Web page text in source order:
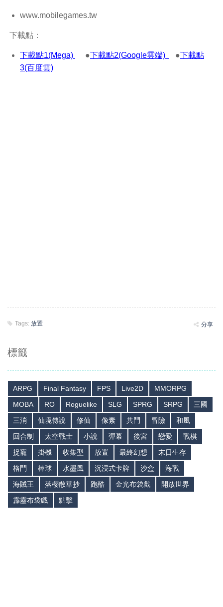
www.mobilegames.tw
下載點：
下載點1(Mega) ●下載點2(Google雲端) ●下載點
3(百度雲)
Tags: 放置 分享
標籤
ARPG Final Fantasy FPS Live2D
MMORPG
MOBA
RO Roguelike SLG SPRG SRPG
三國
三消
仙境傳說 修仙 像素 共鬥 冒險
和風
回合制
太空戰士 小說 彈幕 後宮 戀愛
戰棋
捉寵
掛機 收集型 放置 最終幻想
末日生存
格鬥
棒球 水墨風 沉浸式卡牌 沙盒
海戰
海賊王
落櫻散華抄 跑酷 金光布袋戲
開放世界
霹靂布袋戲
點擊